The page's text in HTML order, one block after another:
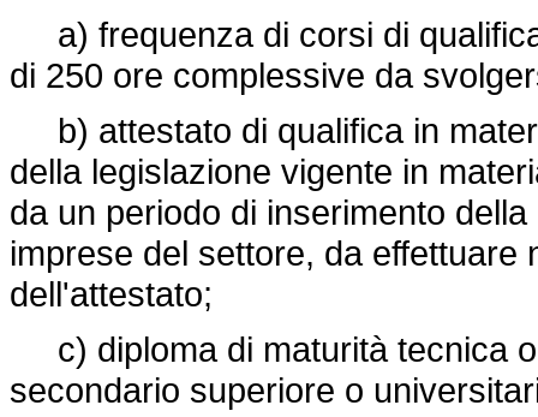
a) frequenza di corsi di
di 250 ore complessive da
b) attestato di qualifica in
della legislazione vigente in
da un periodo di inserimento
imprese del settore, da
dell'attestato;
c) diploma di maturità tecnica
secondario superiore o